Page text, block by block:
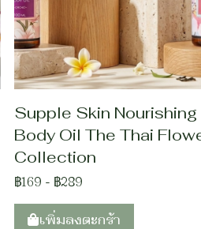
Supple Skin Nourishing
Body Oil The Thai
Collection
฿169 - ฿289
เพิ่มลงตะกร้า